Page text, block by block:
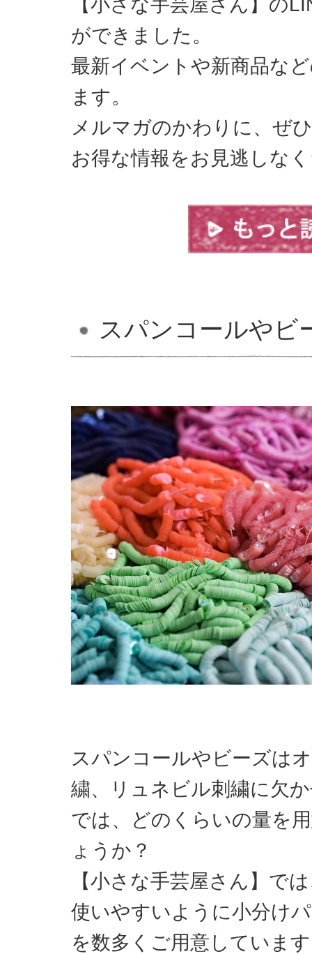
【小さな手芸屋さん】の
ができました。
最新イベントや新商品な
ます。
メルマガのかわりに、ぜ
お得な情報をお見逃しな
スパンコールやビ
スパンコールやビーズは
繍、リュネビル刺繍に欠
では、どのくらいの量を
ょうか？
【小さな手芸屋さん】で
使いやすいように小分け
を数多くご用意していま